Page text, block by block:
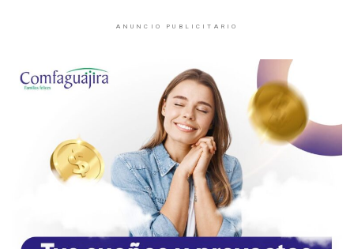
ANUNCIO PUBLICITARIO